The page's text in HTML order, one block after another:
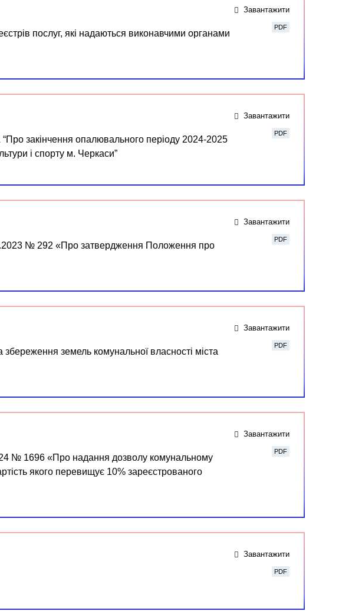
послуг, які надаються виконавчими органами
Завантажити
PDF
закінчення опалювального періоду 2024-2025
і спорту м. Черкаси”
Завантажити
PDF
№ 292 «Про затвердження Положення про
Завантажити
PDF
земель комунальної власності міста
Завантажити
PDF
№ 1696 «Про надання дозволу комунальному
якого перевищує 10% зареєстрованого
Завантажити
PDF
Завантажити
PDF